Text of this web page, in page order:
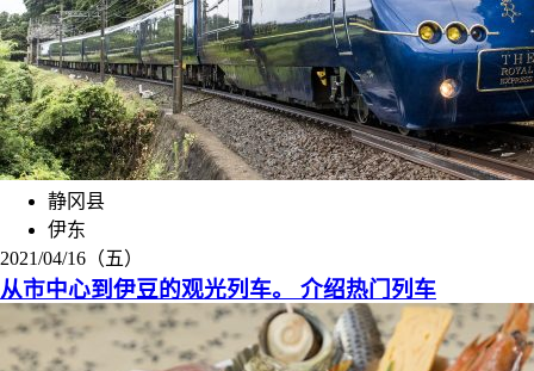
静冈县
伊东
2021/04/16（五）
从市中心到伊豆的观光列车。 介绍热门列车